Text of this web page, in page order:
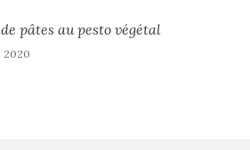
pâtes au pesto végétal
2020